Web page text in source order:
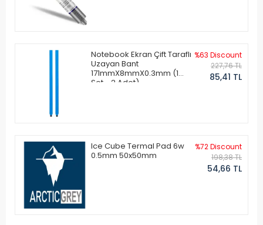
Notebook Ekran Çift Taraflı
Uzayan Bant
171mmX8mmX0.3mm (1
Set - 2 Adet)
%63 Discount
227,76 TL
85,41 TL
Ice Cube Termal Pad 6w
0.5mm 50x50mm
%72 Discount
198,38 TL
54,66 TL